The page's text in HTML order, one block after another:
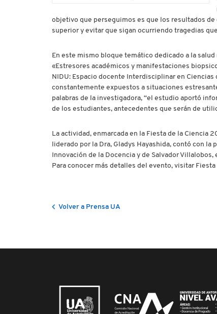
objetivo que perseguimos es que los resultados
superior y evitar que sigan ocurriendo tragedias
En este mismo bloque temático dedicado a la
«Estresores académicos y manifestaciones
NIDU: Espacio docente Interdisciplinar en Ciencias
constantemente expuestos a situaciones
palabras de la investigadora, “el estudio aportó
de los estudiantes, antecedentes que serán de
La actividad, enmarcada en la Fiesta de la Ciencia
liderado por la Dra, Gladys Hayashida, contó con
Innovación de la Docencia y de Salvador
Para conocer más detalles del evento, visitar
Volver a Prensa UA